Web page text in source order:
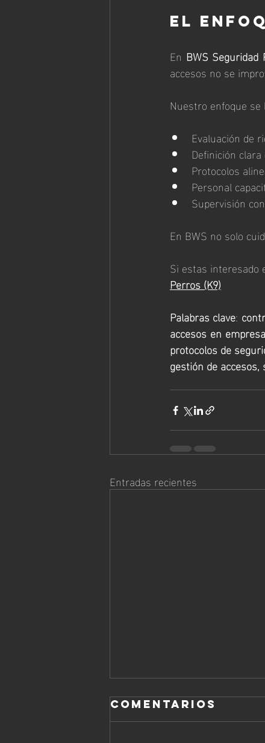
El
En BWS Seguridad
accesos no se
Nuestro enfoque se
Evaluación de
Definición
Protocolos
Personal
Supervisión
En BWS no solo
Si estas
Perros (K9)
Palabras clave:
accesos en
protocolos de
gestión de
Entradas recientes
Comentarios